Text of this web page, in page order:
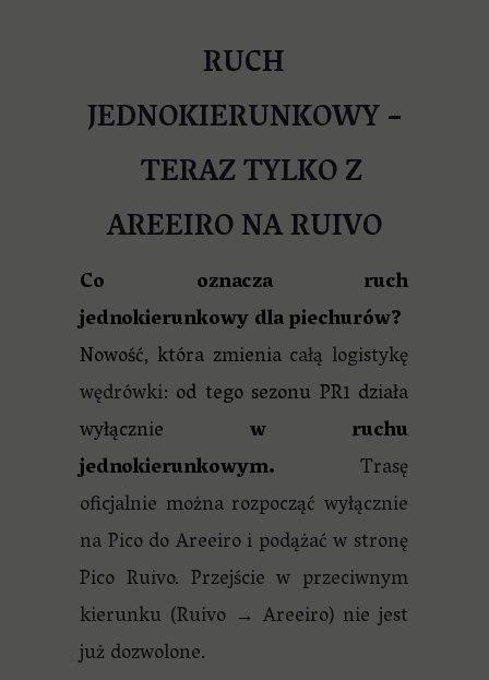
RUCH
JEDNOKIERUNKOWY–
TERAZ TYLKO Z
AREEIRO NA RUIVO
Co oznacza ruch
jednokierunkowy dla piechurów?
Nowość, która zmienia całą logistykę
wędrówki: od tego sezonu PR1 działa
wyłącznie w ruchu
jednokierunkowym.
Trasę
oficjalnie można rozpocząć wyłącznie
na Pico do Areeiro i podążać w stronę
Pico Ruivo. Przejście w przeciwnym
kierunku (Ruivo → Areeiro) nie jest
już dozwolone.